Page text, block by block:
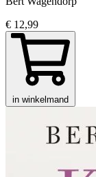
€ 12,99
in winkelmand